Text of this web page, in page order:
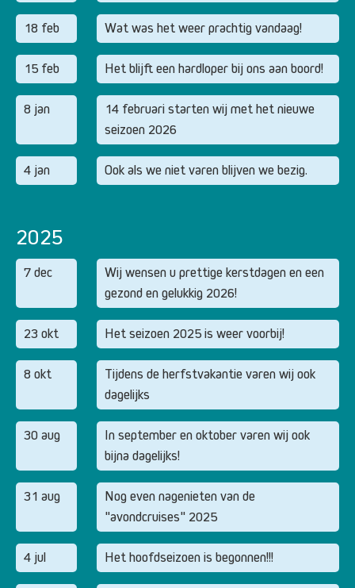
18 feb Wat was het weer prachtig vandaag!
15 feb Het blijft een hardloper bij ons aan boord!
8 jan
14 februari starten wij met het nieuwe
seizoen 2026
4 jan Ook als we niet varen blijven we bezig.
2025
7 dec
Wij wensen u prettige kerstdagen en een
gezond en gelukkig 2026!
23 okt Het seizoen 2025 is weer voorbij!
8 okt
Tijdens de herfstvakantie varen wij ook
dagelijks
30 aug
In september en oktober varen wij ook
bijna dagelijks!
31 aug
Nog even nagenieten van de
"avondcruises" 2025
4 jul Het hoofdseizoen is begonnen!!!